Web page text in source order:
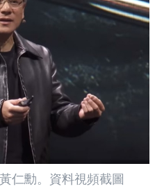
仁勳。資料視頻截圖